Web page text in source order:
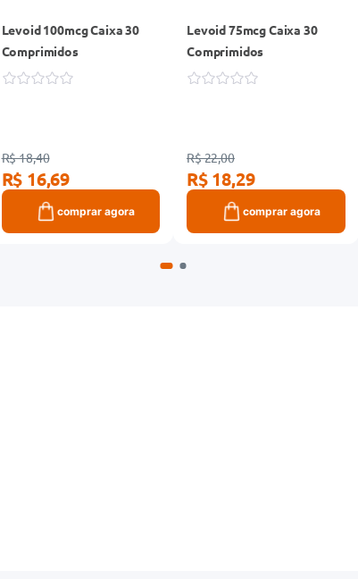
Levoid 100mcg Caixa 30
Comprimidos
R$ 18,40
R$ 16,69
comprar agora
Levoid 75mcg Caixa 30
Comprimidos
R$ 22,00
R$ 18,29
comprar agora